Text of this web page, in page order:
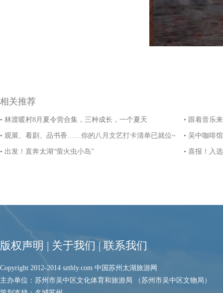
相关推荐
• 林渡暖村8月夏令营合集，三种成长，一个夏天 • 跟着音乐
• 观展、看剧、品书香……你的八月文艺打卡清单已就位~ • 吴中咖啡
• 出发！直奔太湖“萤火虫小岛” • 喜报！入
版权声明 | 关于我们 |联系我们
Copyright 2012-2014 szthly.com 中国苏州太湖旅游网
主办单位：苏州市吴中区文化体育和旅游局 （苏州市吴中区文物局）